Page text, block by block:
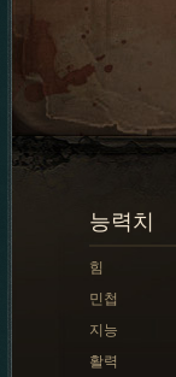
능력치
힘
민첩
지능
활력